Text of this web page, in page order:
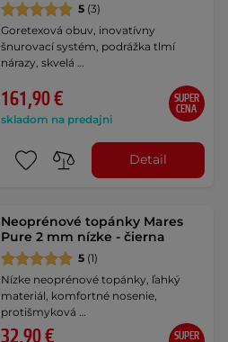
5 (3)
Goretexová obuv, inovatívny
šnurovací systém, podrážka tlmí
nárazy, skvelá …
161,90 €
skladom na predajni
SUPER
CENA
Detail
Neoprénové topánky Mares
Pure 2 mm nízke - čierna
5 (1)
Nízke neoprénové topánky, ľahký
materiál, komfortné nosenie,
protišmyková …
32,90 €
SUPER